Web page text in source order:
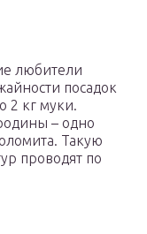
любители
посадок
2 кг муки.
– одно
Такую
проводят по